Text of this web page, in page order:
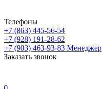
Телефоны
+7 (863) 445-56-54
+7 (928) 191-28-62
+7 (903) 463-93-83 Менеджер
Заказать звонок